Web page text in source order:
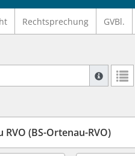
Rechtsprechung GVBl.
Suche
(BS-Ortenau-RVO)